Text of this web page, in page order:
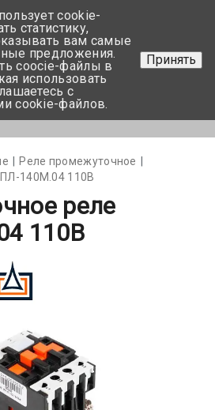
+375 17-350-99-56
+375 44-752-82-08
Задать вопрос
Реле промежуточное
140М.04 110В
реле
110В
cookie-
статистику,
вам самые
предложения.
coocie-файлы в
использовать
с
cookie-файлов.
Принять